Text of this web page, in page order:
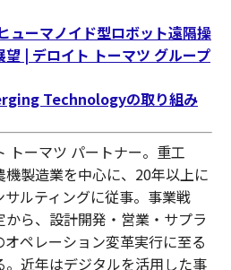
ューマノイド型ロボット遠隔操
| デロイト トーマツ グループ
Technologyの取り組み
ーマツ パートナー。重工
製造業を中心に、20年以上に
ルティングに従事。事業戦
ら、設計開発・営業・サプラ
ペレーション変革実行に至る
。近年はデジタルを活用した事